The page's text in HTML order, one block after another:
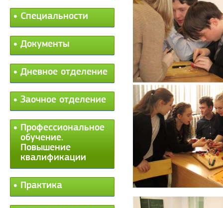
Специальности
Документы
Дневное отделение
Заочное отделение
Профессиональное
обучение.
Повышение
квалификации
Практика